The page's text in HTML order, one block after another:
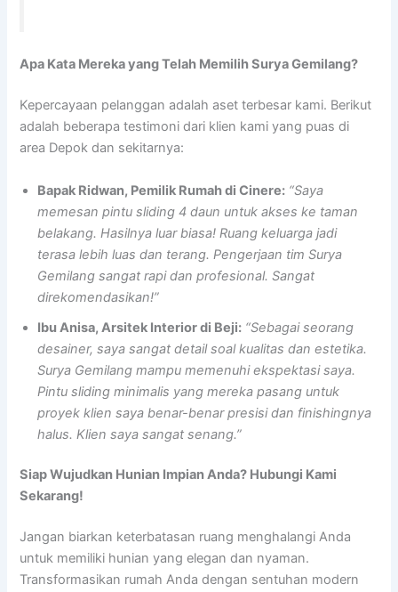
Apa Kata Mereka yang Telah Memilih Surya Gemilang?
Kepercayaan pelanggan adalah aset terbesar kami. Berikut
adalah beberapa testimoni dari klien kami yang puas di
area Depok dan sekitarnya:
Bapak Ridwan, Pemilik Rumah di Cinere: “Saya
memesan pintu sliding 4 daun untuk akses ke taman
belakang. Hasilnya luar biasa! Ruang keluarga jadi
terasa lebih luas dan terang. Pengerjaan tim Surya
Gemilang sangat rapi dan profesional. Sangat
direkomendasikan!”
Ibu Anisa, Arsitek Interior di Beji: “Sebagai seorang
desainer, saya sangat detail soal kualitas dan estetika.
Surya Gemilang mampu memenuhi ekspektasi saya.
Pintu sliding minimalis yang mereka pasang untuk
proyek klien saya benar-benar presisi dan finishingnya
halus. Klien saya sangat senang.”
Siap Wujudkan Hunian Impian Anda? Hubungi Kami
Sekarang!
Jangan biarkan keterbatasan ruang menghalangi Anda
untuk memiliki hunian yang elegan dan nyaman.
Transformasikan rumah Anda dengan sentuhan modern